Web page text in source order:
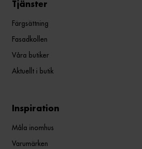
Tjänster
Färgsättning
Fasadkollen
Våra butiker
Aktuellt i butik
Inspiration
Måla inomhus
Varumärken